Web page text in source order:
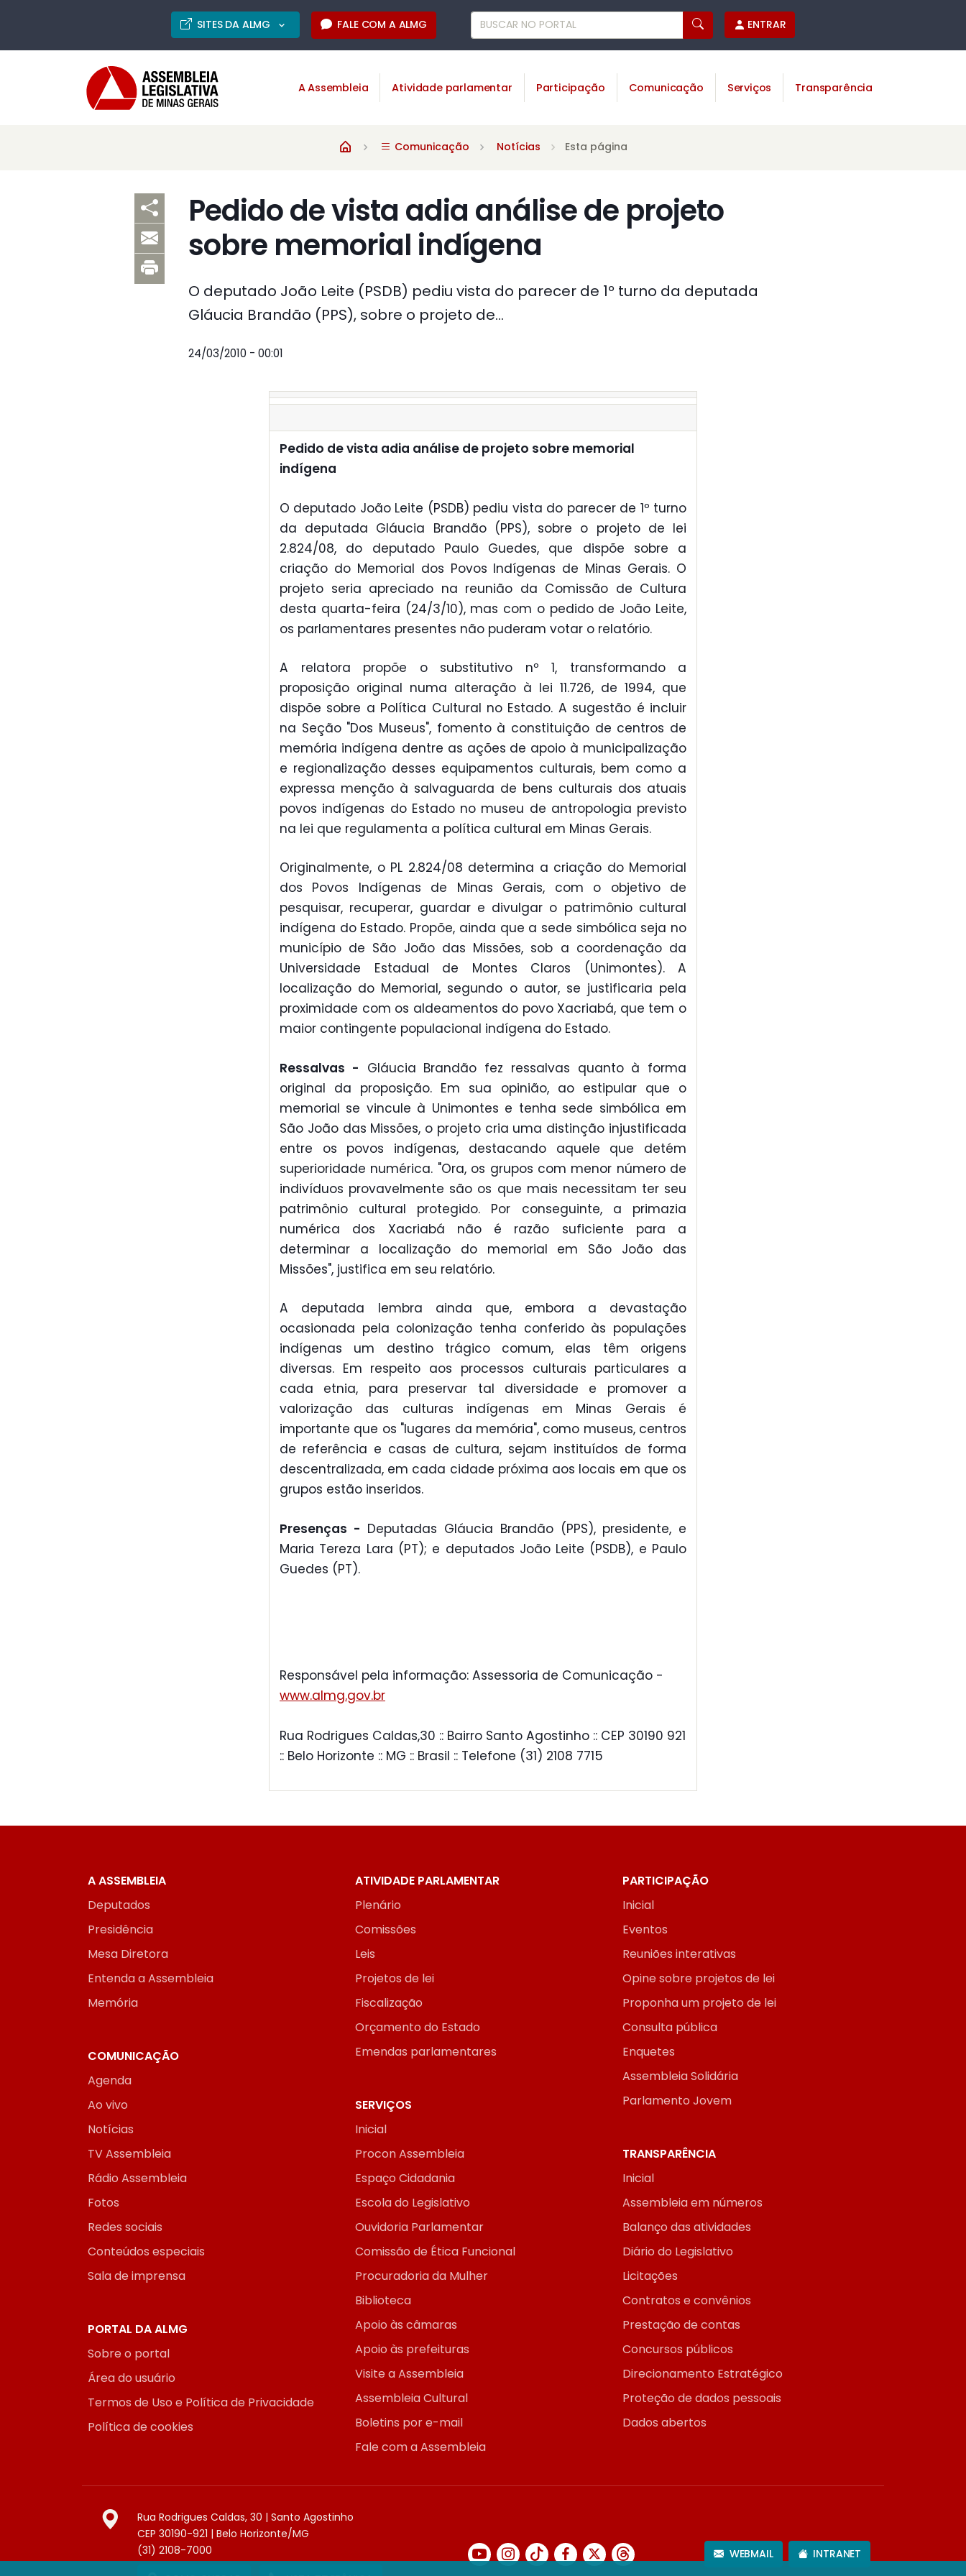
SITES DA ALMG FALE COM A ALMG ENTRAR
A Assembleia Atividade parlamentar Participação Comunicação Serviços Transparência
Comunicação Notícias Esta página
Pedido de vista adia análise de projeto
sobre memorial indígena
O deputado João Leite (PSDB) pediu vista do parecer de 1º turno da deputada
Gláucia Brandão (PPS), sobre o projeto de...
24/03/2010 - 00:01
Pedido de vista adia análise de projeto sobre memorial
indígena
O deputado João Leite (PSDB) pediu vista do parecer de 1º turno
da deputada Gláucia Brandão (PPS), sobre o projeto de lei
2.824/08, do deputado Paulo Guedes, que dispõe sobre a
criação do Memorial dos Povos Indígenas de Minas Gerais. O
projeto seria apreciado na reunião da Comissão de Cultura
desta quarta-feira (24/3/10), mas com o pedido de João Leite,
os parlamentares presentes não puderam votar o relatório.
A relatora propõe o substitutivo nº 1, transformando a
proposição original numa alteração à lei 11.726, de 1994, que
dispõe sobre a Política Cultural no Estado. A sugestão é incluir
na Seção "Dos Museus", fomento à constituição de centros de
memória indígena dentre as ações de apoio à municipalização
e regionalização desses equipamentos culturais, bem como a
expressa menção à salvaguarda de bens culturais dos atuais
povos indígenas do Estado no museu de antropologia previsto
na lei que regulamenta a política cultural em Minas Gerais.
Originalmente, o PL 2.824/08 determina a criação do Memorial
dos Povos Indígenas de Minas Gerais, com o objetivo de
pesquisar, recuperar, guardar e divulgar o patrimônio cultural
indígena do Estado. Propõe, ainda que a sede simbólica seja no
município de São João das Missões, sob a coordenação da
Universidade Estadual de Montes Claros (Unimontes). A
localização do Memorial, segundo o autor, se justificaria pela
proximidade com os aldeamentos do povo Xacriabá, que tem o
maior contingente populacional indígena do Estado.
Ressalvas - Gláucia Brandão fez ressalvas quanto à forma
original da proposição. Em sua opinião, ao estipular que o
memorial se vincule à Unimontes e tenha sede simbólica em
São João das Missões, o projeto cria uma distinção injustificada
entre os povos indígenas, destacando aquele que detém
superioridade numérica. "Ora, os grupos com menor número de
indivíduos provavelmente são os que mais necessitam ter seu
patrimônio cultural protegido. Por conseguinte, a primazia
numérica dos Xacriabá não é razão suficiente para a
determinar a localização do memorial em São João das
Missões", justifica em seu relatório.
A deputada lembra ainda que, embora a devastação
ocasionada pela colonização tenha conferido às populações
indígenas um destino trágico comum, elas têm origens
diversas. Em respeito aos processos culturais particulares a
cada etnia, para preservar tal diversidade e promover a
valorização das culturas indígenas em Minas Gerais é
importante que os "lugares da memória", como museus, centros
de referência e casas de cultura, sejam instituídos de forma
descentralizada, em cada cidade próxima aos locais em que os
grupos estão inseridos.
Presenças - Deputadas Gláucia Brandão (PPS), presidente, e
Maria Tereza Lara (PT); e deputados João Leite (PSDB), e Paulo
Guedes (PT).
Responsável pela informação: Assessoria de Comunicação -
www.almg.gov.br
Rua Rodrigues Caldas,30 :: Bairro Santo Agostinho :: CEP 30190 921
:: Belo Horizonte :: MG :: Brasil :: Telefone (31) 2108 7715
A ASSEMBLEIA
Deputados
Presidência
Mesa Diretora
Entenda a Assembleia
Memória
ATIVIDADE PARLAMENTAR
Plenário
Comissões
Leis
Projetos de lei
Fiscalização
Orçamento do Estado
Emendas parlamentares
PARTICIPAÇÃO
Inicial
Eventos
Reuniões interativas
Opine sobre projetos de lei
Proponha um projeto de lei
Consulta pública
Enquetes
Assembleia Solidária
Parlamento Jovem
COMUNICAÇÃO
Agenda
Ao vivo
Notícias
TV Assembleia
Rádio Assembleia
Fotos
Redes sociais
Conteúdos especiais
Sala de imprensa
SERVIÇOS
Inicial
Procon Assembleia
Espaço Cidadania
Escola do Legislativo
Ouvidoria Parlamentar
Comissão de Ética Funcional
Procuradoria da Mulher
Biblioteca
Apoio às câmaras
Apoio às prefeituras
Visite a Assembleia
Assembleia Cultural
Boletins por e-mail
Fale com a Assembleia
TRANSPARÊNCIA
Inicial
Assembleia em números
Balanço das atividades
Diário do Legislativo
Licitações
Contratos e convênios
Prestação de contas
Concursos públicos
Direcionamento Estratégico
Proteção de dados pessoais
Dados abertos
PORTAL DA ALMG
Sobre o portal
Área do usuário
Termos de Uso e Política de Privacidade
Política de cookies
Rua Rodrigues Caldas, 30 | Santo Agostinho
CEP 30190-921 | Belo Horizonte/MG
(31) 2108-7000
WEBMAIL INTRANET